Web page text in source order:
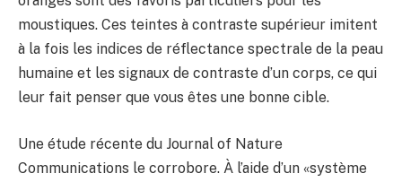
moustiques. Ces teintes à contraste supérieur imitent
à la fois les indices de réflectance spectrale de la peau
humaine et les signaux de contraste d’un corps, ce qui
leur fait penser que vous êtes une bonne cible.
Une étude récente du Journal of Nature
Communications le corrobore. À l’aide d’un «système